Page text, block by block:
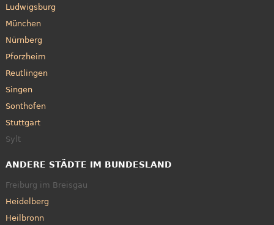
Ludwigsburg
München
Nürnberg
Pforzheim
Reutlingen
Singen
Sonthofen
Stuttgart
Sylt
ANDERE STÄDTE IM BUNDESLAND
Freiburg im Breisgau
Heidelberg
Heilbronn